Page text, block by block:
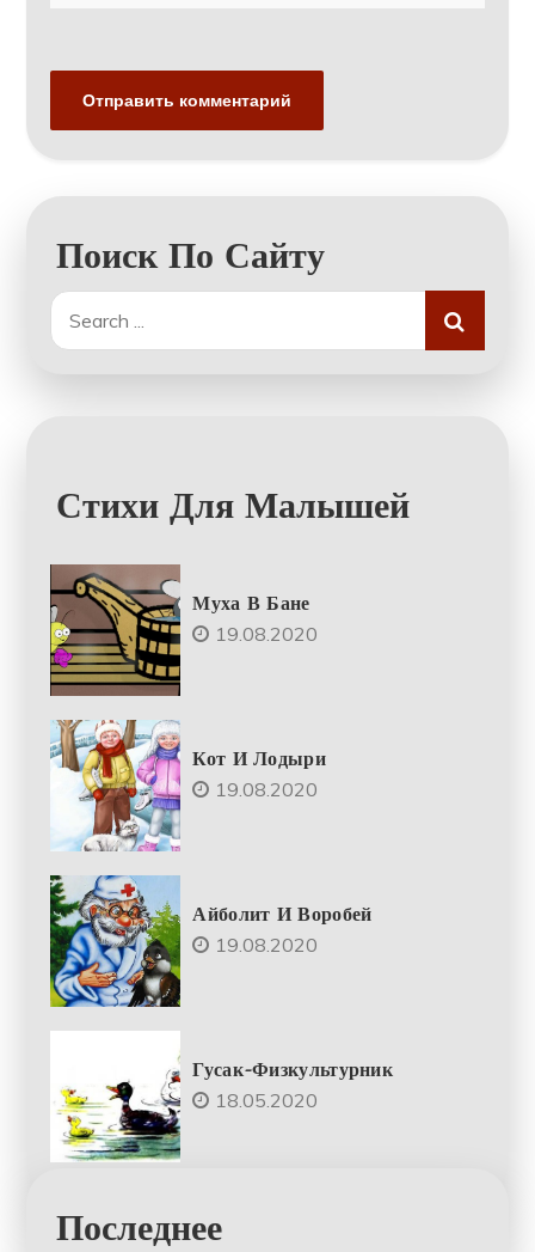
Поиск По Сайту
Search
for:
Стихи Для Малышей
Муха В Бане
19.08.2020
Кот И Лодыри
19.08.2020
Айболит И Воробей
19.08.2020
Гусак-Физкультурник
18.05.2020
Последнее